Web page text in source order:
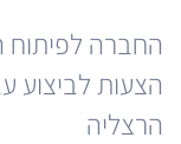
החברה
הצעות לביצוע
הרצליה